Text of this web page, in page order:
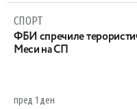
СПОРТ
ФБИ спречиле
Меси на СП
пред 1 ден